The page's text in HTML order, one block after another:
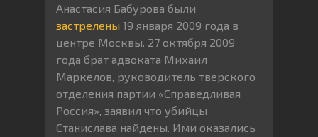
Анастасия Бабурова были
застрелены 19 января 2009 года в
центре Москвы. 27 октября 2009
года брат адвоката Михаил
Маркелов, руководитель тверского
отделения партии «Справедливая
Россия», заявил что убийцы
Станислава найдены. Ими оказались